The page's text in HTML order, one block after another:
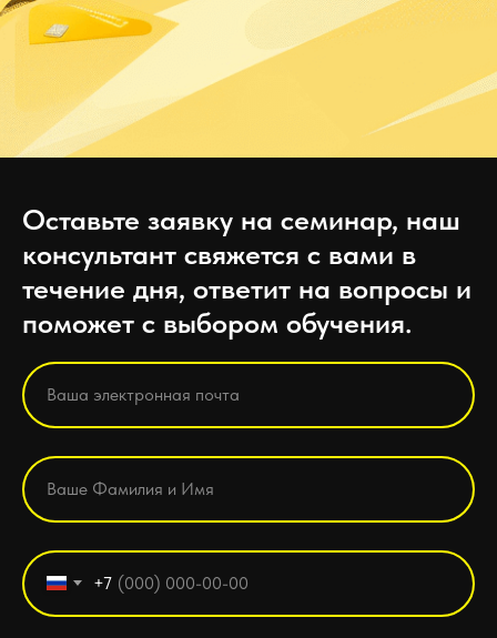
Оставьте заявку на семинар, наш
консультант свяжется с вами в
течение дня, ответит на вопросы и
поможет с выбором обучения.
+7